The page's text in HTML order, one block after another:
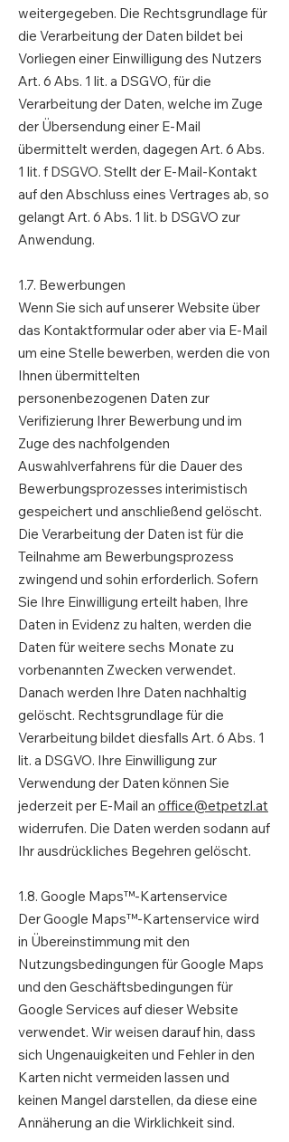
weitergegeben. Die Rechtsgrundlage für
die Verarbeitung der Daten bildet bei
Vorliegen einer Einwilligung des Nutzers
Art. 6 Abs. 1 lit. a DSGVO, für die
Verarbeitung der Daten, welche im Zuge
der Übersendung einer E-Mail
übermittelt werden, dagegen Art. 6 Abs.
1 lit. f DSGVO. Stellt der E-Mail-Kontakt
auf den Abschluss eines Vertrages ab, so
gelangt Art. 6 Abs. 1 lit. b DSGVO zur
Anwendung.
1.7. Bewerbungen
Wenn Sie sich auf unserer Website über
das Kontaktformular oder aber via E-Mail
um eine Stelle bewerben, werden die von
Ihnen übermittelten
personenbezogenen Daten zur
Verifizierung Ihrer Bewerbung und im
Zuge des nachfolgenden
Auswahlverfahrens für die Dauer des
Bewerbungsprozesses interimistisch
gespeichert und anschließend gelöscht.
Die Verarbeitung der Daten ist für die
Teilnahme am Bewerbungsprozess
zwingend und sohin erforderlich. Sofern
Sie Ihre Einwilligung erteilt haben, Ihre
Daten in Evidenz zu halten, werden die
Daten für weitere sechs Monate zu
vorbenannten Zwecken verwendet.
Danach werden Ihre Daten nachhaltig
gelöscht. Rechtsgrundlage für die
Verarbeitung bildet diesfalls Art. 6 Abs. 1
lit. a DSGVO. Ihre Einwilligung zur
Verwendung der Daten können Sie
jederzeit per E-Mail an office@etpetzl.at
widerrufen. Die Daten werden sodann auf
Ihr ausdrückliches Begehren gelöscht.
1.8. Google Maps™-Kartenservice
Der Google Maps™-Kartenservice wird
in Übereinstimmung mit den
Nutzungsbedingungen für Google Maps
und den Geschäftsbedingungen für
Google Services auf dieser Website
verwendet. Wir weisen darauf hin, dass
sich Ungenauigkeiten und Fehler in den
Karten nicht vermeiden lassen und
keinen Mangel darstellen, da diese eine
Annäherung an die Wirklichkeit sind.